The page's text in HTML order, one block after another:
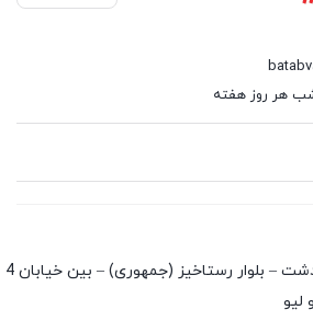
شعبه اداری 1: کرج – گوهردشت – بلوار رستاخیز (جمهوری) – بین خیابان 4